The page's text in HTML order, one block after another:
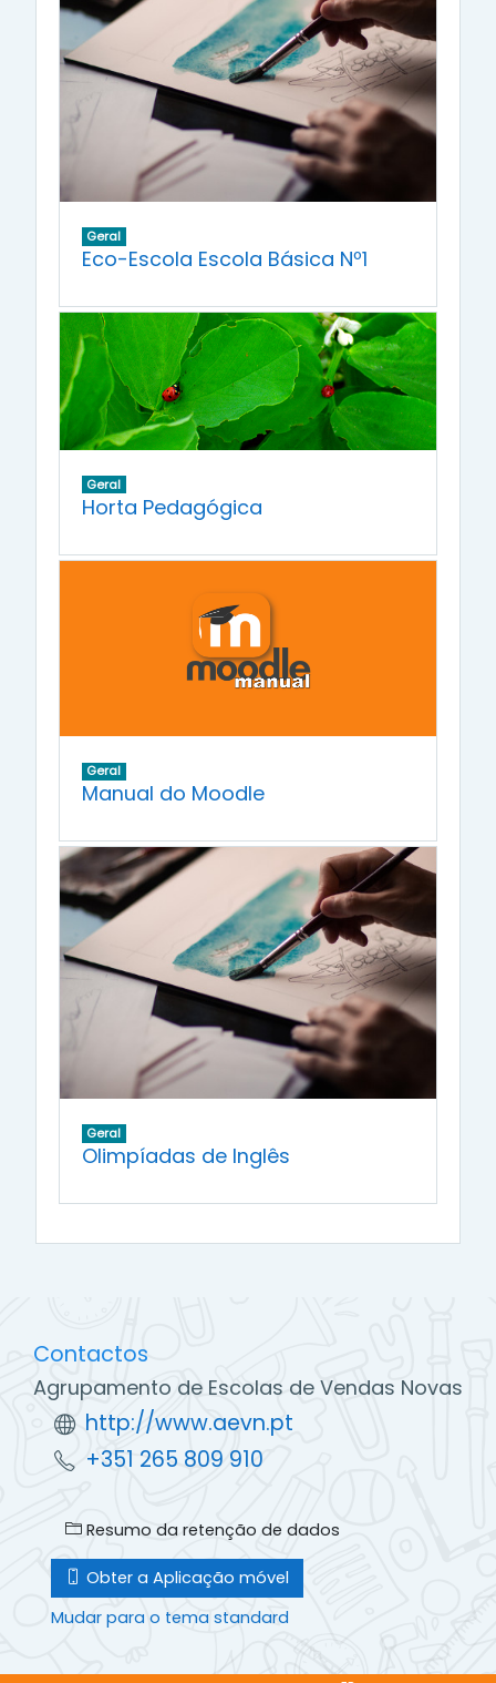
Geral
Eco-Escola Escola Básica Nº1
Geral
Horta Pedagógica
Geral
Manual do Moodle
Geral
Olimpíadas de Inglês
Contactos
Agrupamento de Escolas de Vendas Novas
http://www.aevn.pt
+351 265 809 910
Resumo da retenção de dados
Obter a Aplicação móvel
Mudar para o tema standard